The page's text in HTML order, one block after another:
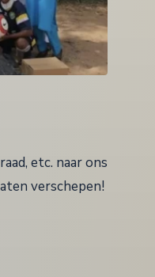
etc. naar ons
verschepen!